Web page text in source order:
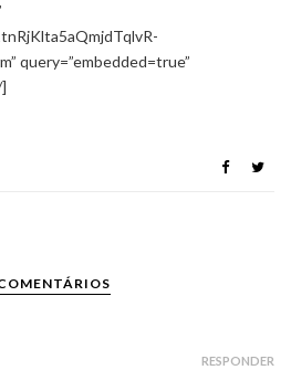
query=”embedded=true”
RESPONDER